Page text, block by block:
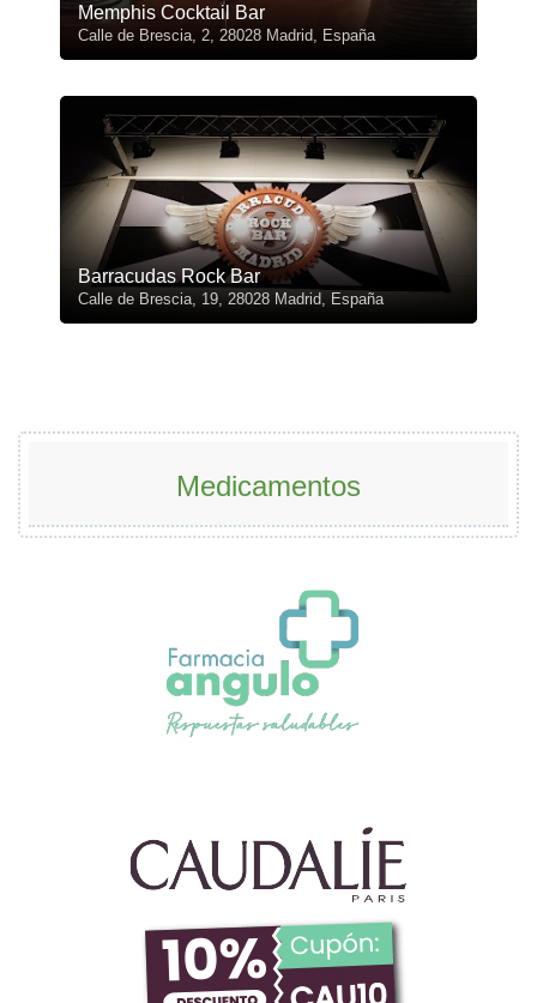
Memphis Cocktail Bar
Calle de Brescia, 2, 28028 Madrid, España
Barracudas Rock Bar
Calle de Brescia, 19, 28028 Madrid, España
Medicamentos